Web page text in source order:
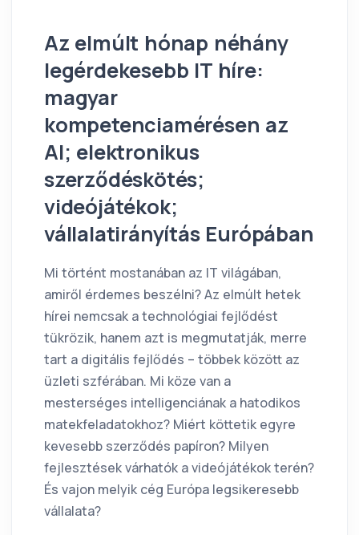
Az elmúlt hónap néhány
legérdekesebb IT híre:
magyar
kompetenciamérésen az
AI; elektronikus
szerződéskötés;
videójátékok;
vállalatirányítás Európában
Mi történt mostanában az IT világában,
amiről érdemes beszélni? Az elmúlt hetek
hírei nemcsak a technológiai fejlődést
tükrözik, hanem azt is megmutatják, merre
tart a digitális fejlődés – többek között az
üzleti szférában. Mi köze van a
mesterséges intelligenciának a hatodikos
matekfeladatokhoz? Miért köttetik egyre
kevesebb szerződés papíron? Milyen
fejlesztések várhatók a videójátékok terén?
És vajon melyik cég Európa legsikeresebb
vállalata?